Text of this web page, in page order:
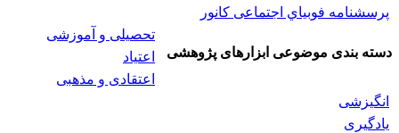
پرسشنامه فوبياي اجتماعی کانور
دسته بندی موضوعی ابزارهای پژوهشی
تحصیلی و آموزشی
اعتیاد
اعتقادی و مذهبی
انگیزشی
یادگیری